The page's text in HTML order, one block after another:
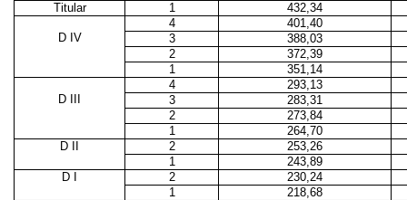
Titular 1
432,34
4
401,40
D IV
3
388,03
2
372,39
1
351,14
4
293,13
D III
3
283,31
2
273,84
1
264,70
D II
2
253,26
1
243,89
D I
2
230,24
1
218,68